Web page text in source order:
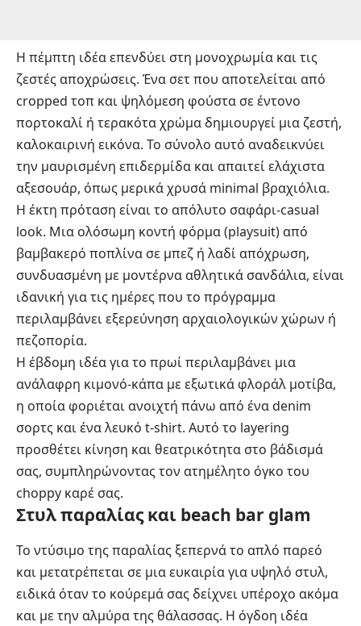
Η πέμπτη ιδέα επενδύει στη μονοχρωμία και τις
ζεστές αποχρώσεις. Ένα σετ που αποτελείται από
cropped τοπ και ψηλόμεση φούστα σε έντονο
πορτοκαλί ή τερακότα χρώμα δημιουργεί μια ζεστή,
καλοκαιρινή εικόνα. Το σύνολο αυτό αναδεικνύει
την μαυρισμένη επιδερμίδα και απαιτεί ελάχιστα
αξεσουάρ, όπως μερικά χρυσά minimal βραχιόλια.
Η έκτη πρόταση είναι το απόλυτο σαφάρι-casual
look. Μια ολόσωμη κοντή φόρμα (playsuit) από
βαμβακερό ποπλίνα σε μπεζ ή λαδί απόχρωση,
συνδυασμένη με μοντέρνα αθλητικά σανδάλια, είναι
ιδανική για τις ημέρες που το πρόγραμμα
περιλαμβάνει εξερεύνηση αρχαιολογικών χώρων ή
πεζοπορία.
Η έβδομη ιδέα για το πρωί περιλαμβάνει μια
ανάλαφρη κιμονό-κάπα με εξωτικά φλοράλ μοτίβα,
η οποία φοριέται ανοιχτή πάνω από ένα denim
σορτς και ένα λευκό t-shirt. Αυτό το layering
προσθέτει κίνηση και θεατρικότητα στο βάδισμά
σας, συμπληρώνοντας τον ατημέλητο όγκο του
choppy καρέ σας.
Στυλ παραλίας και beach bar glam
Το ντύσιμο της παραλίας ξεπερνά το απλό παρεό
και μετατρέπεται σε μια ευκαιρία για υψηλό στυλ,
ειδικά όταν το κούρεμά σας δείχνει υπέροχο ακόμα
και με την αλμύρα της θάλασσας. Η όγδοη ιδέα